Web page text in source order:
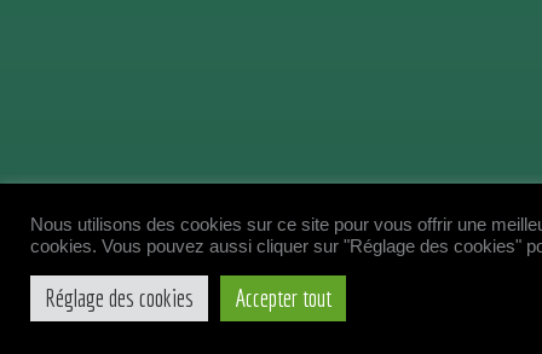
Nous utilisons des cookies sur ce site pour vous offrir une
cookies. Vous pouvez aussi cliquer sur "Réglage des cookies"
Réglage des cookies Accepter tout